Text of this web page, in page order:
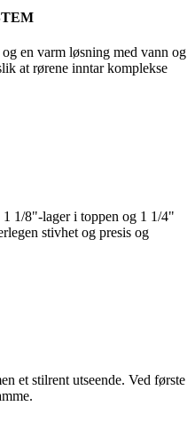
en varm løsning med vann og
at rørene inntar komplekse
1/8"-lager i toppen og 1 1/4"
stivhet og presis og
et stilrent utseende. Ved første